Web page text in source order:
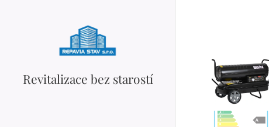
Revitalizace bez starostí